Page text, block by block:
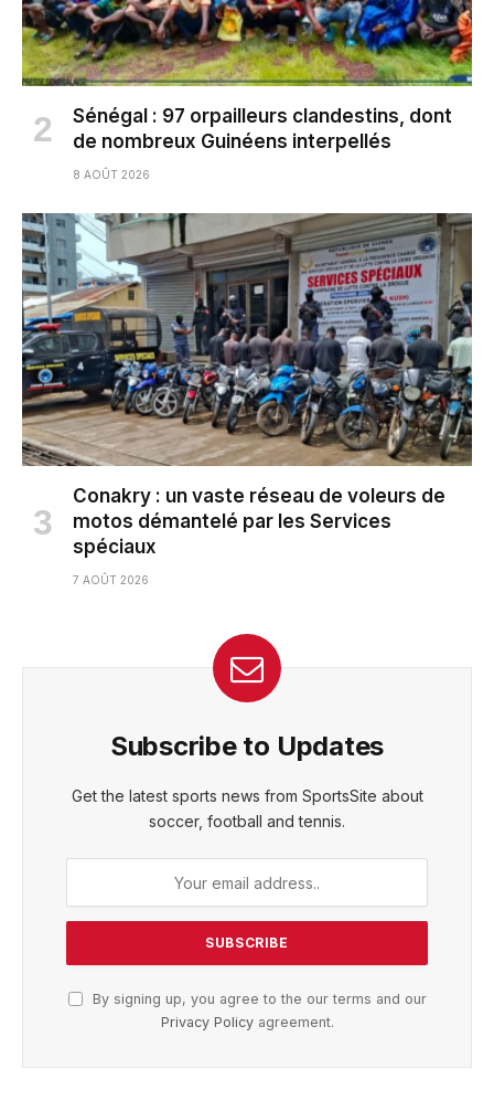
Sénégal : 97 orpailleurs clandestins, dont
de nombreux Guinéens interpellés
8 AOÛT 2026
Conakry : un vaste réseau de voleurs de
motos démantelé par les Services
spéciaux
7 AOÛT 2026
Subscribe to Updates
Get the latest sports news from SportsSite about
soccer, football and tennis.
By signing up, you agree to the our terms and our
Privacy Policyagreement.